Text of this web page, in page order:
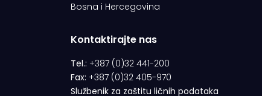
Bosna i Hercegovina
Kontaktirajte nas
Tel.: +387 (0)32 441-200
Fax: +387 (0)32 405-970
Službenik za zaštitu ličnih podataka